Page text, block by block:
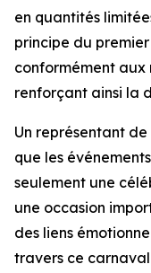
en quantités
principe du
conformément
renforçant ainsi la
Un représentant
que les
seulement une
une occasion
des liens
travers ce